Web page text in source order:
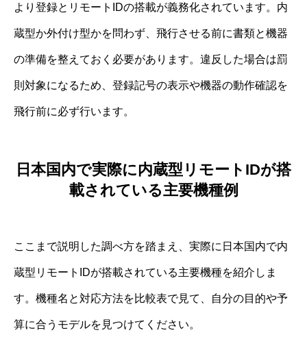
より登録とリモートIDの搭載が義務化されています。内
蔵型か外付け型かを問わず、飛行させる前に書類と機器
の準備を整えておく必要があります。違反した場合は罰
則対象になるため、登録記号の表示や機器の動作確認を
飛行前に必ず行います。
日本国内で実際に内蔵型リモートIDが搭
載されている主要機種例
ここまで説明した調べ方を踏まえ、実際に日本国内で内
蔵型リモートIDが搭載されている主要機種を紹介しま
す。機種名と対応方法を比較表で見て、自分の目的や予
算に合うモデルを見つけてください。